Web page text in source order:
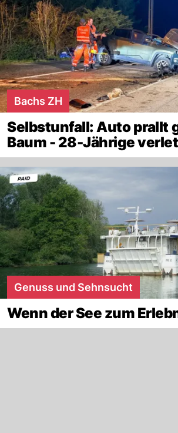
Bachs ZH
Selbstunfall: Auto prallt
Baum - 28-Jährige
Genuss und Sehnsucht
Wenn der See zum